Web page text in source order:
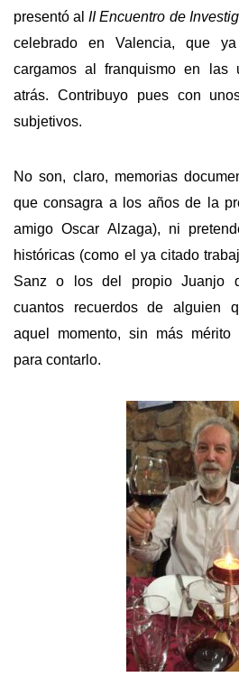
presentó alII Encuentro de
celebrado en Valencia, que
cargamos al franquismo en las
atrás. Contribuyo pues con
subjetivos.
No son, claro, memorias
que consagra a los años de la
amigo Oscar Alzaga), ni
históricas (como el ya citado
Sanz o los del propio Juanjo
cuantos recuerdos de alguien
aquel momento, sin más mérito
para contarlo.